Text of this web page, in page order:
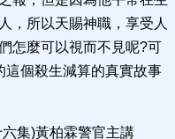
，所以天賜神職，享受人
怎麼可以視而不見呢?可
這個殺生減算的真實故事
集)黃柏霖警官主講